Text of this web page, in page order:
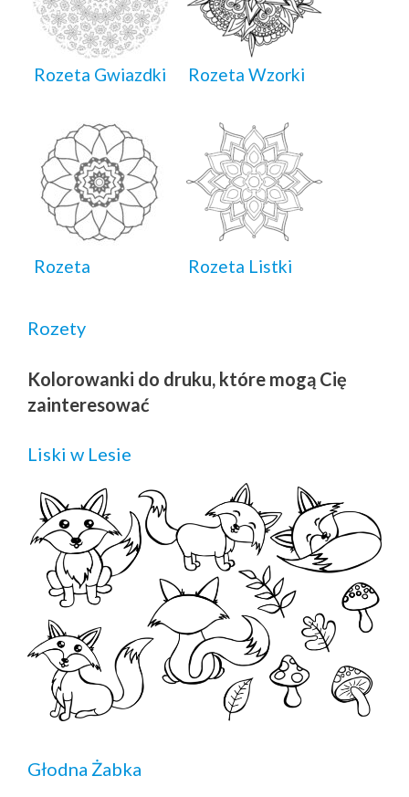
Rozeta Gwiazdki Rozeta Wzorki
Rozeta Rozeta Listki
Rozety
Kolorowanki do druku, które mogą Cię
zainteresować
Liski w Lesie
Głodna Żabka